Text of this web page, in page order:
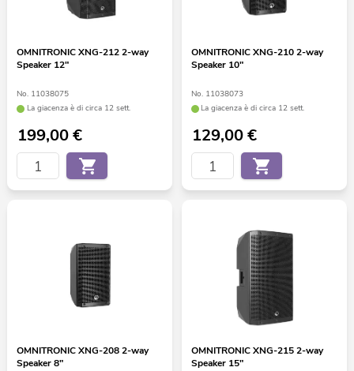
OMNITRONIC XNG-212 2-way
Speaker 12"
No. 11038075
La giacenza è di circa 12 sett.
199,00€
OMNITRONIC XNG-210 2-way
Speaker 10"
No. 11038073
La giacenza è di circa 12 sett.
129,00€
OMNITRONIC XNG-208 2-way
Speaker 8"
OMNITRONIC XNG-215 2-way
Speaker 15"